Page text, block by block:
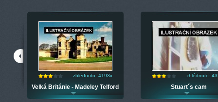
zhlédnuto: 4193x
Velká Británie - Madeley Telford
zhlédnuto:
Stuart´s cam